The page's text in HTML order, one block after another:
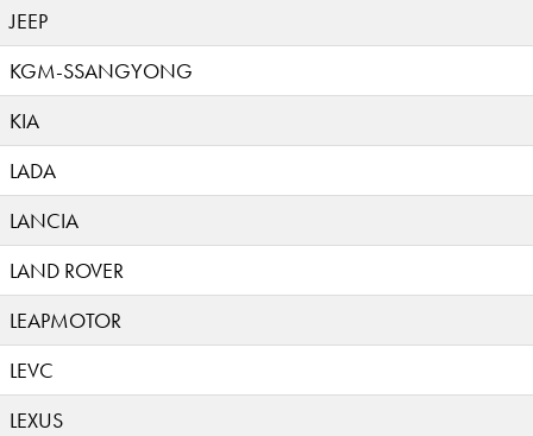
JEEP
KGM-SSANGYONG
KIA
LADA
LANCIA
LAND ROVER
LEAPMOTOR
LEVC
LEXUS